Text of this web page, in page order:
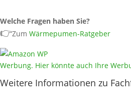
Welche Fragen haben Sie?
👉Zum Wärmepumen-Ratgeber
Werbung. Hier könnte auch Ihre
Weitere Informationen zu